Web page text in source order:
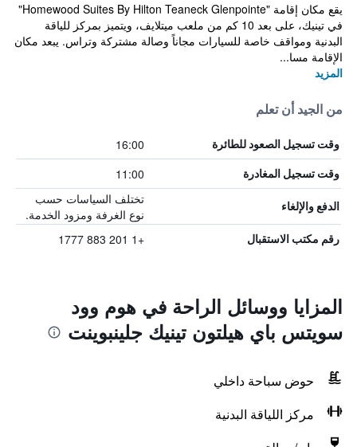
يقع مكان إقامة "Homewood Suites By Hilton Teaneck Glenpointe"
في تينيك، على بعد 10 كم من ملعب ميتلايف، ويتميز بمركز للياقة
البدنية ومواقف خاصة للسيارات مجاناً وصالة مشتركة وتراس. يبعد مكان
الإقامة مسا...
المزيد
من الجيد أن تعلم
وقت تسجيل الصعود للطائرة 16:00
وقت تسجيل المغادرة 11:00
الدفع والإلغاء
تختلف السياسات حسب
نوع الغرفة ومزود الخدمة.
رقم مكتب الاستقبال +1 201 883 1777
المزايا ووسائل الراحة في هوم وود
سويتس باي هيلتون تينيك جلينبوينت
حوض سباحة داخلي
مركز اللياقة البدنية